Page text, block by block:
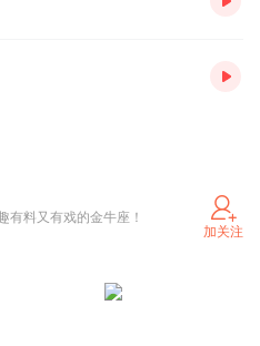
有料又有戏的金牛座！
加关注